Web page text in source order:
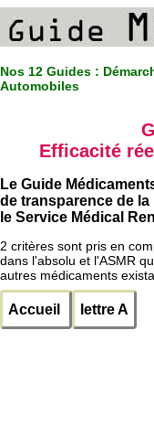
Nos 12 Guides :
Automobiles
Efficacité
Le Guide
de transparence de
le Service Médical
2 critères sont pris en
dans l'absolu et l'ASMR
autres médicaments
Accueil lettre A